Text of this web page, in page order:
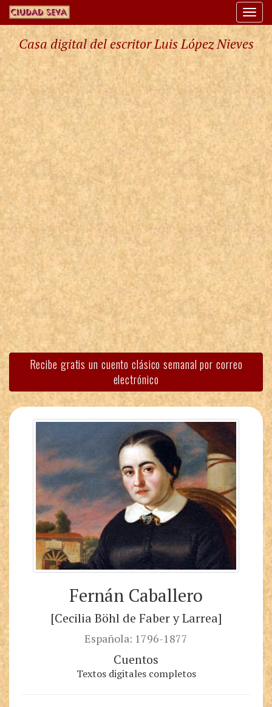
Casa digital del escritor Luis López Nieves
Recibe gratis un cuento clásico semanal por correo
electrónico
Fernán Caballero
[Cecilia Böhl de Faber y Larrea]
Española: 1796-1877
Cuentos
Textos digitales completos